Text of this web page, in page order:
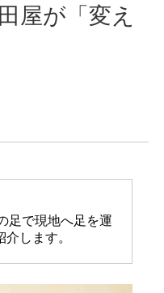
屋が「変え
足で現地へ足を運
します。